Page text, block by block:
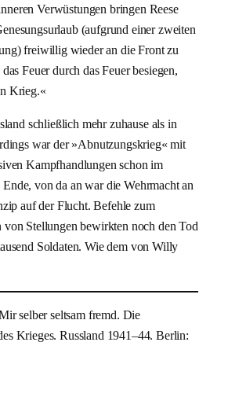
Verwüstungen bringen Reese
(aufgrund einer zweiten
freiwillig wieder an die Front zu
Feuer durch das Feuer besiegen,
Krieg.«
schließlich mehr zuhause als in
war der »Abnutzungskrieg« mit
Kampfhandlungen schon im
von da an war die Wehrmacht an
auf der Flucht. Befehle zum
von Stellungen bewirkten noch den Tod
Soldaten. Wie dem von Willy
selber seltsam fremd. Die
Krieges. Russland 1941–44. Berlin: